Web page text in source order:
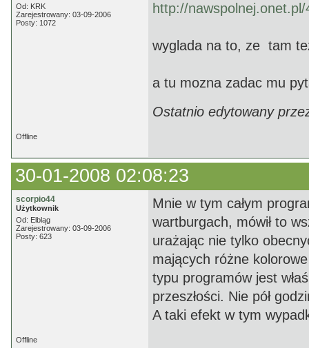
Od: KRK
Zarejestrowany: 03-09-2006
Posty: 1072
http://
wyglada na to, ze tam
a tu mozna zadac mu
Ostatnio edytowany
Offline
30-01-2008 02:08:23
scorpio44
Użytkownik
Od: Elbląg
Zarejestrowany: 03-09-2006
Posty: 623
Mnie w tym całym
wartburgach, mówił to
urażając nie tylko
mających różne
typu programów jest
przeszłości. Nie pół
A taki efekt w tym
Offline